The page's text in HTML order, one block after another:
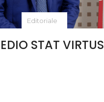
Editoriale
STAT VIRTUS